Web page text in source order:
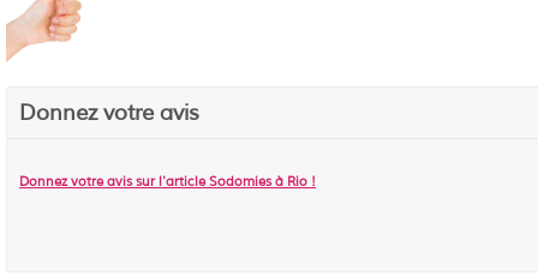
Donnez votre avis
Donnez votre avis sur l'articleSodomies à Rio !